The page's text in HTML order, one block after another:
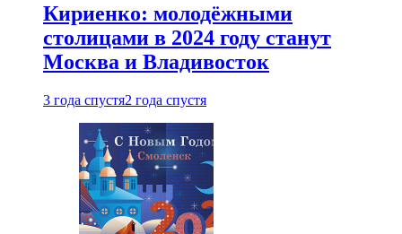
Кириенко: молодёжными
столицами в 2024 году станут
Москва и Владивосток
3 года спустя2 года спустя